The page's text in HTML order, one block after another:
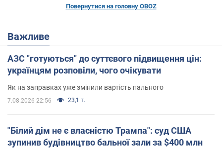
Повернутися на головну OBOZ
Важливе
АЗС "готуються" до суттєвого підвищення цін:
українцям розповіли, чого очікувати
Як на заправках уже змінили вартість пального
7.08.2026 22:56 23,1 т.
"Білий дім не є власністю Трампа": суд США
зупинив будівництво бальної зали за $400 млн